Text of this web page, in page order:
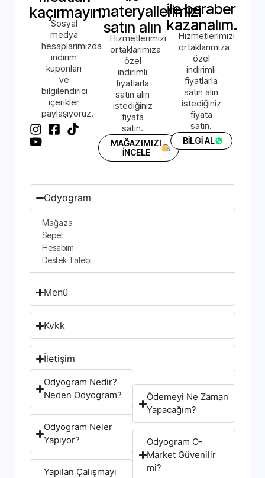
kaçırmayın.
Sosyal
medya
hesaplarımızda
indirim
kuponları
ve
bilgilendirici
içerikler
paylaşıyoruz.
materyallerimizi
satın alın
Hizmetlerimizi
ortaklarımıza
özel
indirimli
fiyatlarla
satın alın
istediğiniz
fiyata
satın.
MAĞAZIMIZI
İNCELE
ile beraber
kazanalım.
Hizmetlerimizi
ortaklarımıza
özel
indirimli
fiyatlarla
satın alın
istediğiniz
fiyata
satın.
BİLGİ AL
Odyogram
Mağaza
Sepet
Hesabım
Destek Talebi
Menü
Kvkk
İletişim
Odyogram Nedir?
Neden Odyogram?
Odyogram Neler
Yapıyor?
Yapılan Çalışmayı
Ödemeyi Ne Zaman
Yapacağım?
Odyogram O-
Market Güvenilir
mi?